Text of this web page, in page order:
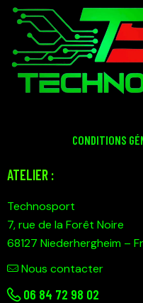
CONDITIONS
ATELIER :
Technosport
7, rue de la Forêt Noire
68127 Niederhergheim –
Nous contacter
06 84 72 98 02